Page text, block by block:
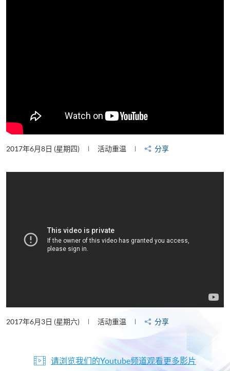
2017年6月8日 (星期四) 活动重温 分享
2017年6月3日 (星期六) 活动重温 分享
请浏览我们的Youtube频道观看更多影片